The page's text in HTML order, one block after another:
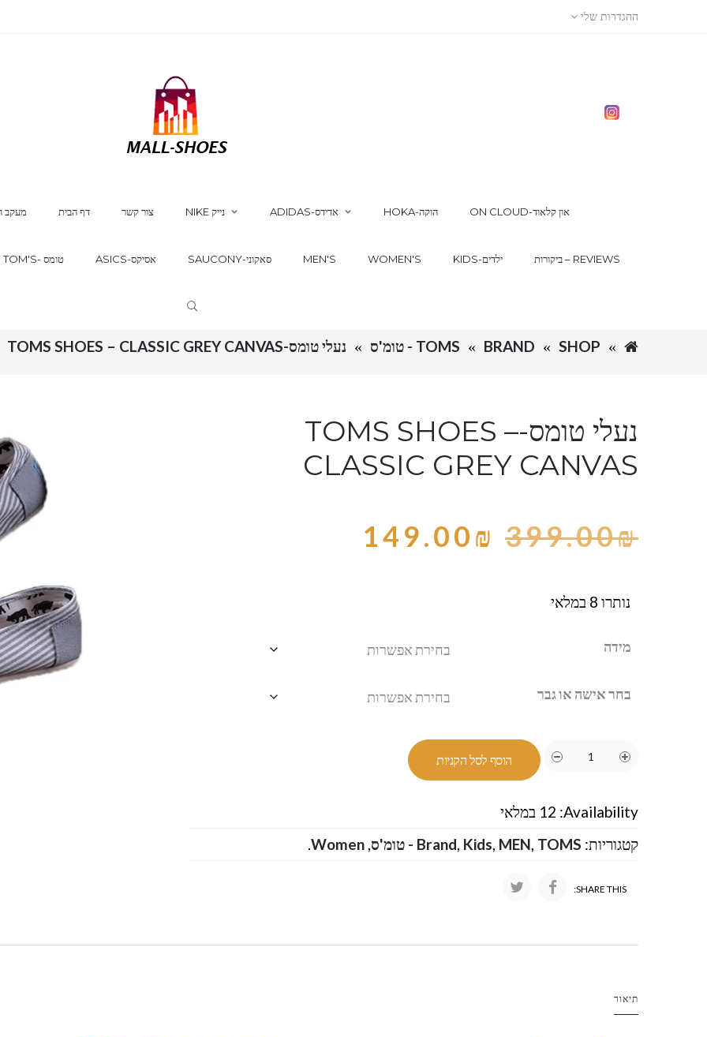
ההגדרות שלי
מעקב דף הבית צור קשר NIKE נייק ADIDAS-אדידס HOKA-הוקה ON CLOUD-און קלאוד
TOM'S- טומס ASICS-אסיקס SAUCONY-סאקוני MEN'S WOMEN'S KIDS-ילדים ביקורות – REVIEWS
SHOP
BRAND TOMS - טומ'ס נעלי טומס-TOMS SHOES – CLASSIC GREY CANVAS
נעלי טומס-TOMS SHOES –
CLASSIC GREY CANVAS
399.00₪
149.00₪
נותרו 8 במלאי
מידה
בחר אישה או גבר
הוסף לסל הקניות
Availability: 12 במלאי
קטגוריות:
Brand, Kids, MEN, TOMS - טומ'ס ,
Women
.
SHARE THIS:
תיאור